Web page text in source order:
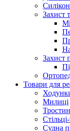
Захист
Захист
Товари для
Милиці
Судна